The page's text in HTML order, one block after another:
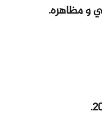
و مظاهره.